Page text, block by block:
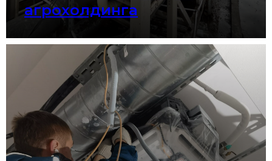
агрохолдинга